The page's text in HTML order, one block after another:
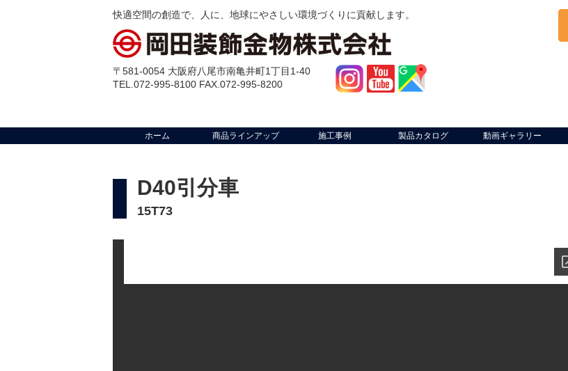
快適空間の創造で、人に、地球にやさしい環境づくりに貢献します。
〒581-0054 大阪府八尾市南亀井町1丁目1-40
TEL.072-995-8100 FAX.072-995-8200
ホーム 商品ラインアップ 施工事例 製品カタログ 動画ギャラリー
D40引分車
15T73